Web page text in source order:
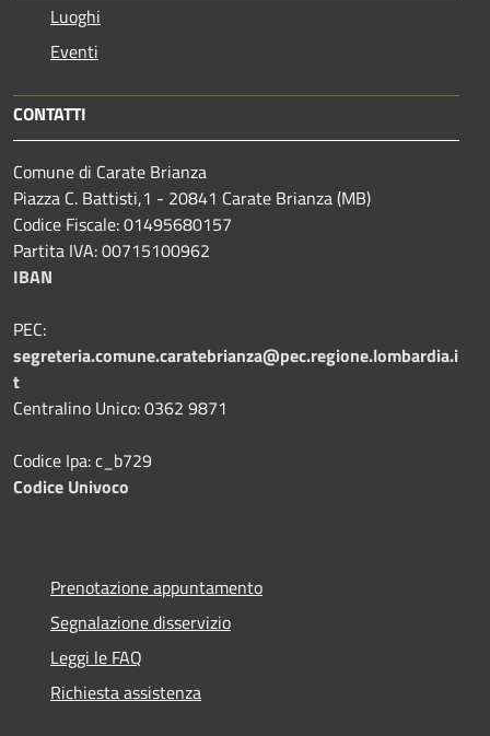
Luoghi
Eventi
CONTATTI
Comune di Carate Brianza
Piazza C. Battisti,1 - 20841 Carate Brianza (MB)
Codice Fiscale: 01495680157
Partita IVA: 00715100962
IBAN
PEC:
segreteria.comune.caratebrianza@pec.regione.lombardia.i
t
Centralino Unico: 0362 9871
Codice Ipa: c_b729
Codice Univoco
Prenotazione appuntamento
Segnalazione disservizio
Leggi le FAQ
Richiesta assistenza